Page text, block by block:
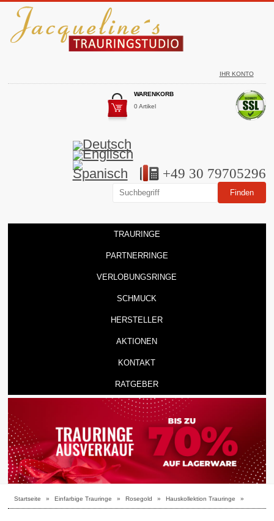
IHR KONTO
WARENKORB
0 Artikel
+49 30 79705296
TRAURINGE
PARTNERRINGE
VERLOBUNGSRINGE
SCHMUCK
HERSTELLER
AKTIONEN
KONTAKT
RATGEBER
Startseite » Einfarbige Trauringe » Rosegold » Hauskollektion Trauringe »